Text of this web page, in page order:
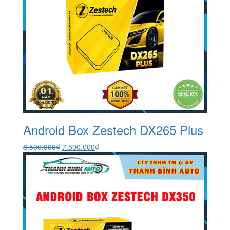
Android Box Zestech DX265 Plus
8.500.000₫ Giá
gốc
là:
8.500.000₫.
7.500.000₫Giá
hiện
tại